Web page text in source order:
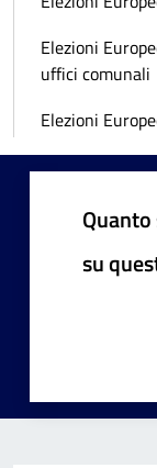
Elezioni
uffici comunali
Elezioni
su